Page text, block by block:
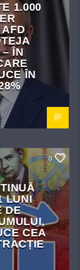
1.000
AFD
ÎN
ÎN
0
LUNI
DE
CEA